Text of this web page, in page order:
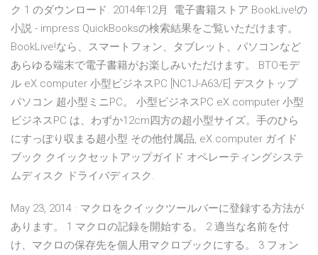
ク 1 のダウンロード. 2014年12月 電子書籍ストア BookLive!の
小説 - impress QuickBooksの検索結果をご覧いただけます。
BookLive!なら、スマートフォン、タブレット、パソコンなど
あらゆる端末で電子書籍がお楽しみいただけます。 BTOモデ
ル eX.computer 小型ビジネスPC [NC1J-A63/E] デスクトップ
パソコン 超小型ミニPC。 小型ビジネスPC eX.computer 小型
ビジネスPC は、わずか12cm四方の超小型サイズ。手のひら
にすっぽり収まる超小型 その他付属品, eX.computer ガイド
ブック クイックセットアップガイド オペレーティングシステ
ムディスク ドライバディスク.
May 23, 2014 · マクロをクイックツールバーに登録する方法が
あります。 1 マクロの記録を開始する。 2 適当な名前を付
け、マクロの保存先を個人用マクロブックにする。 3 フォン